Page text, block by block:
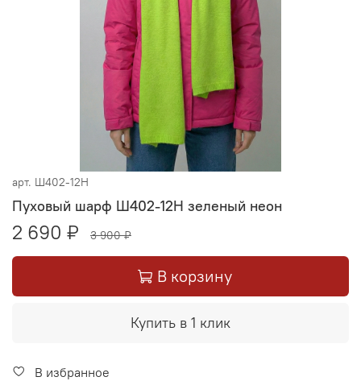
арт. Ш402-12Н
Пуховый шарф Ш402-12Н зеленый неон
2 690 ₽ 3 900 ₽
В корзину
Купить в 1 клик
В избранное